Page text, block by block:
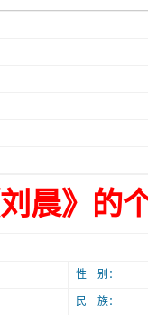
刘晨》的
性 别：
民 族：